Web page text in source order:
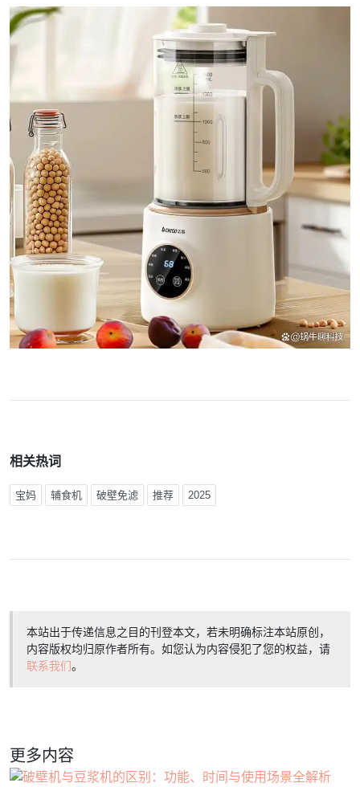
相关热词
宝妈 辅食机 破壁免滤 推荐 2025
本站出于传递信息之目的刊登本文，若未明确标注本站原创，
内容版权均归原作者所有。如您认为内容侵犯了您的权益，请
联系我们。
更多内容